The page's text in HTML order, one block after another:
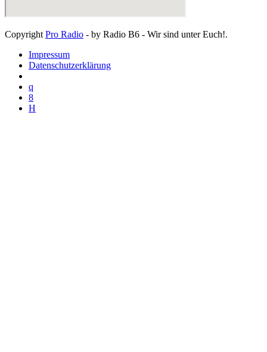
Copyright Pro Radio - by Radio B6 - Wir sind unter Euch!.
Impressum
Datenschutzerklärung